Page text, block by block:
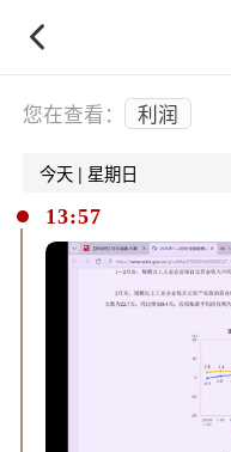
您在查看： 利润
今天 | 星期日
13:57